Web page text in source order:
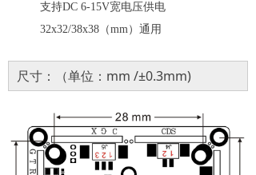
支持DC 6-15V宽电压供电
32x32/38x38（mm）通用
尺寸：（单位：mm /±0.3mm)